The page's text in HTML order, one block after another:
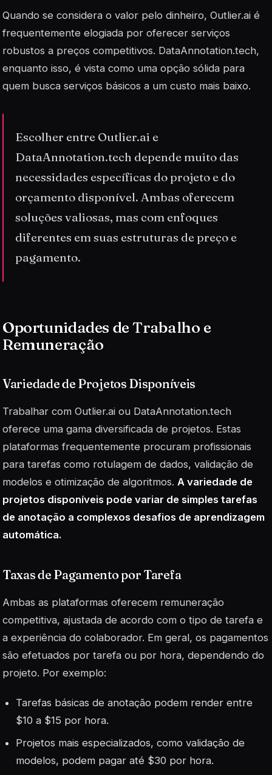
Quando se considera o valor pelo dinheiro, Outlier.ai é
frequentemente elogiada por oferecer serviços
robustos a preços competitivos. DataAnnotation.tech,
enquanto isso, é vista como uma opção sólida para
quem busca serviços básicos a um custo mais baixo.
Escolher entre Outlier.ai e
DataAnnotation.tech depende muito das
necessidades específicas do projeto e do
orçamento disponível. Ambas oferecem
soluções valiosas, mas com enfoques
diferentes em suas estruturas de preço e
pagamento.
Oportunidades de Trabalho e
Remuneração
Variedade de Projetos Disponíveis
Trabalhar com Outlier.ai ou DataAnnotation.tech
oferece uma gama diversificada de projetos. Estas
plataformas frequentemente procuram profissionais
para tarefas como rotulagem de dados, validação de
modelos e otimização de algoritmos. A variedade de
projetos disponíveis pode variar de simples tarefas
de anotação a complexos desafios de aprendizagem
automática.
Taxas de Pagamento por Tarefa
Ambas as plataformas oferecem remuneração
competitiva, ajustada de acordo com o tipo de tarefa e
a experiência do colaborador. Em geral, os pagamentos
são efetuados por tarefa ou por hora, dependendo do
projeto. Por exemplo:
Tarefas básicas de anotação podem render entre
$10 a $15 por hora.
Projetos mais especializados, como validação de
modelos, podem pagar até $30 por hora.